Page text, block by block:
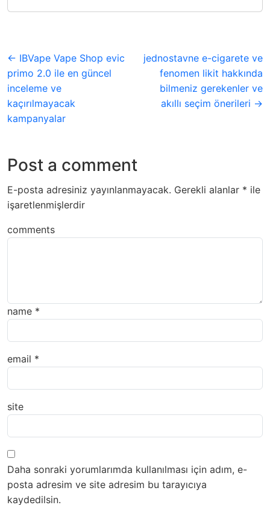
← IBVape Vape Shop evic
primo 2.0 ile en güncel
inceleme ve
kaçırılmayacak
kampanyalar
jednostavne e-cigarete ve
fenomen likit hakkında
bilmeniz gerekenler ve
akıllı seçim önerileri →
Post a comment
E-posta adresiniz yayınlanmayacak. Gerekli alanlar * ile
işaretlenmişlerdir
comments
name *
email *
site
Daha sonraki yorumlarımda kullanılması için adım, e-
posta adresim ve site adresim bu tarayıcıya
kaydedilsin.